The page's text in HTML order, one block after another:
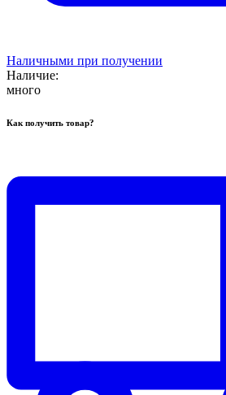
Наличными при получении
Наличие:
много
Как получить товар?